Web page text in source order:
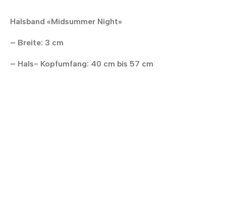
Halsband «Midsummer Night»
– Breite: 3 cm
– Hals- Kopfumfang: 40 cm bis 57 cm